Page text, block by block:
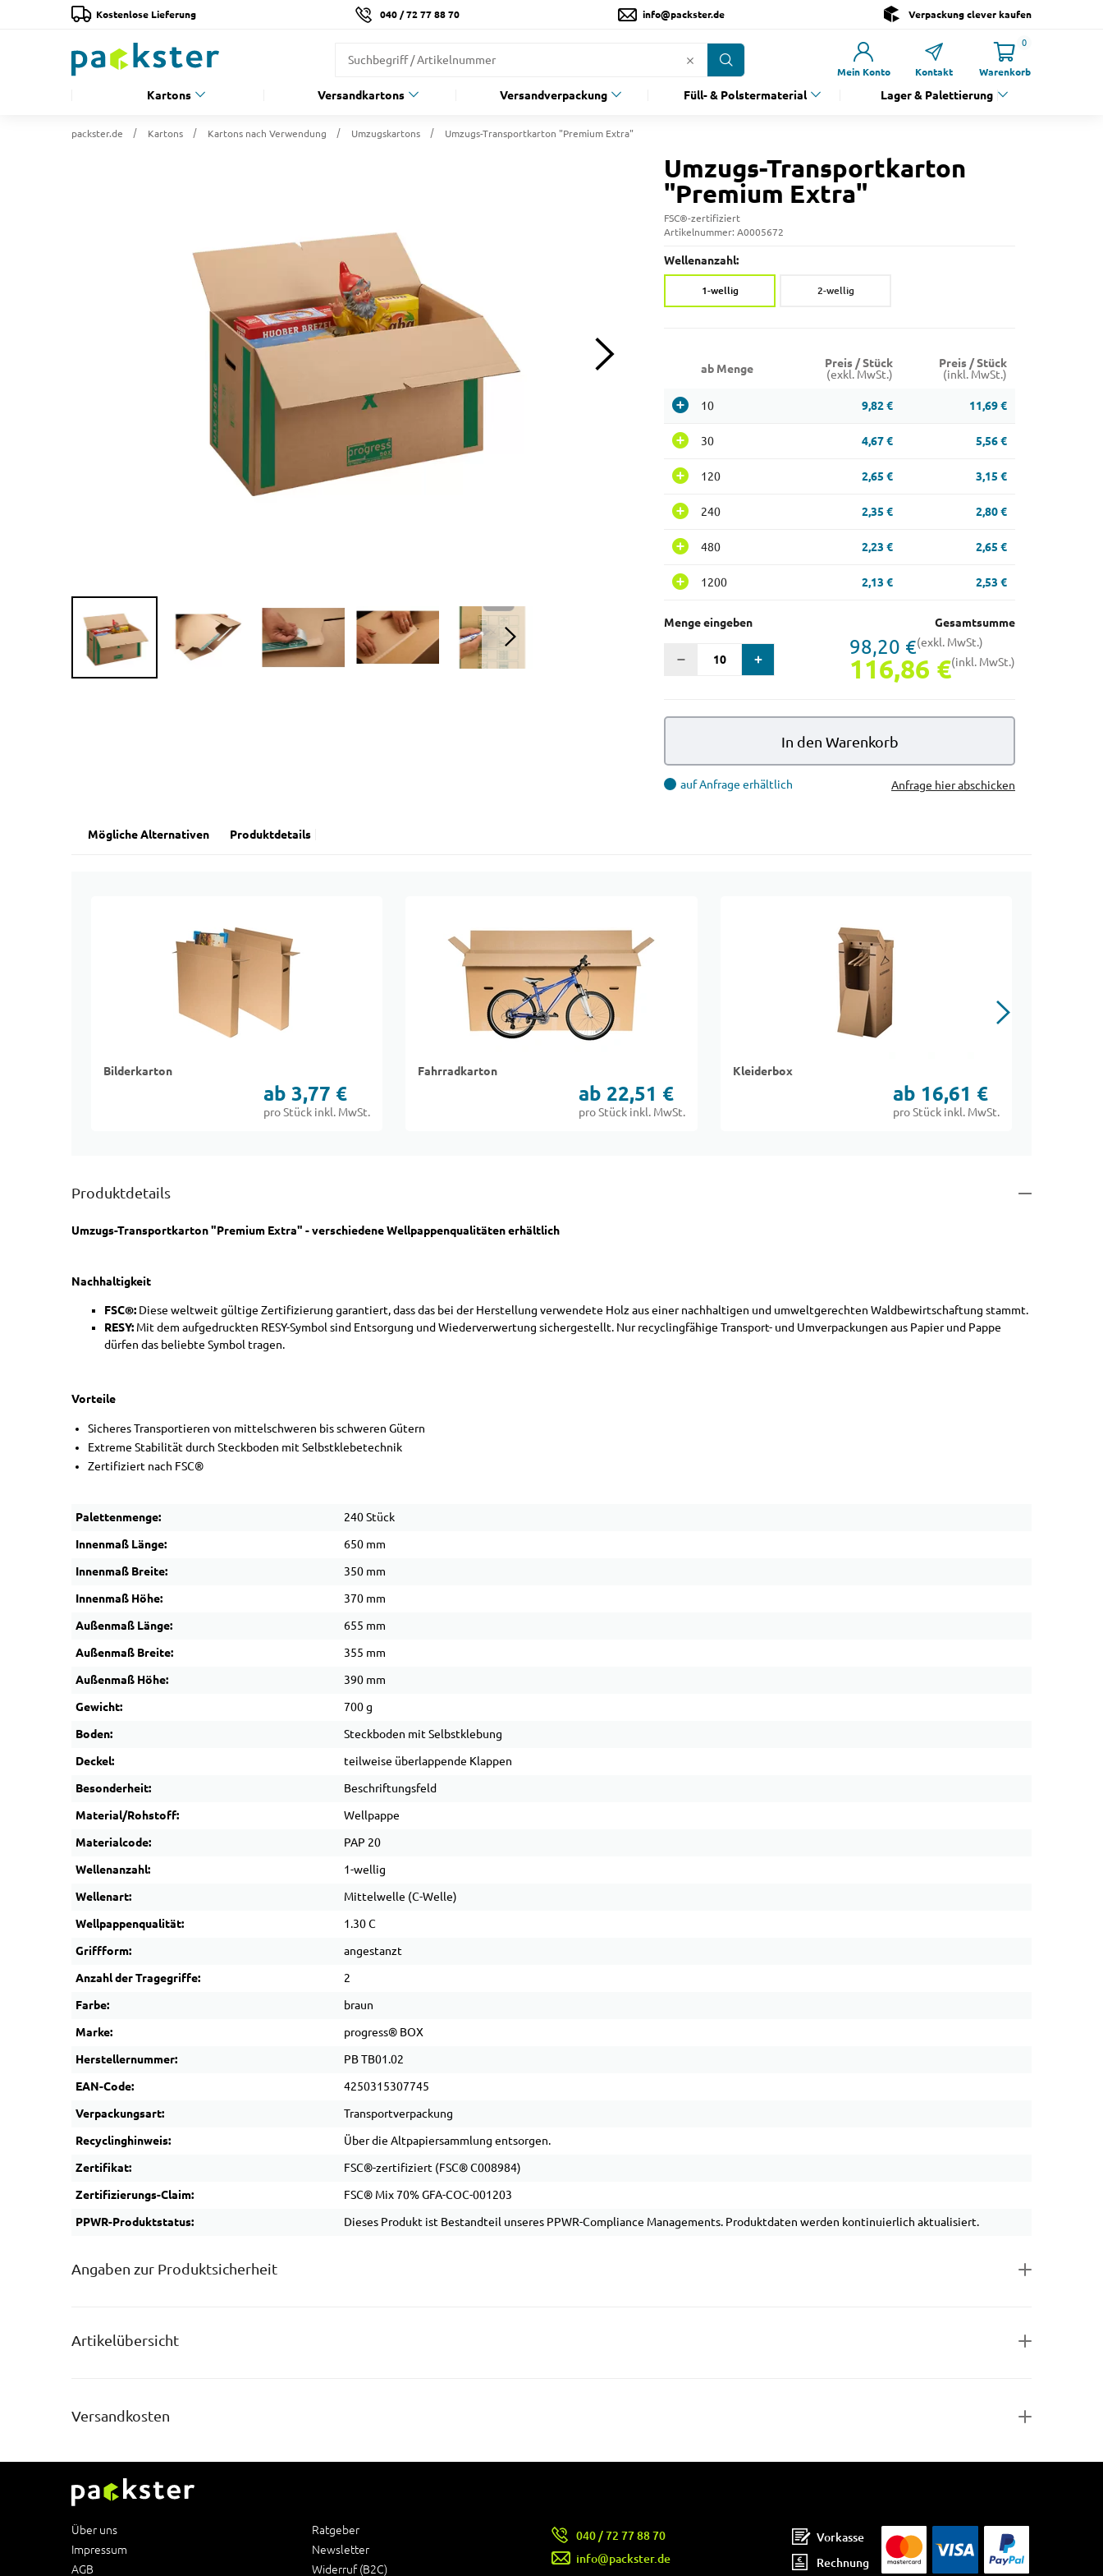
Kostenlose Lieferung 040 / 72 77 88 70 info@packster.de Verpackung clever kaufen
Mein Konto Kontakt
0
Warenkorb
Kartons Versandkartons Versandverpackung Füll- & Polstermaterial Lager & Palettierung
packster.de Kartons Kartons nach Verwendung Umzugskartons Umzugs-Transportkarton "Premium Extra"
Umzugs-Transportkarton
"Premium Extra"
FSC®-zertifiziert
Artikelnummer: A0005672
Wellenanzahl:
1-wellig 2-wellig
ab Menge
Preis / Stück
(exkl. MwSt.)
Preis / Stück
(inkl. MwSt.)
10 9,82 € 11,69 €
30 4,67 € 5,56 €
120 2,65 € 3,15 €
240 2,35 € 2,80 €
480 2,23 € 2,65 €
1200 2,13 € 2,53 €
Menge eingeben Gesamtsumme
98,20 €(exkl. MwSt.)
116,86 €(inkl. MwSt.)
In den Warenkorb
auf Anfrage erhältlich Anfrage hier abschicken
Mögliche Alternativen Produktdetails
Bilderkarton
ab 3,77 €
pro Stück inkl. MwSt.
Fahrradkarton
ab 22,51 €
pro Stück inkl. MwSt.
Kleiderbox
ab 16,61 €
pro Stück inkl. MwSt.
Produktdetails
Umzugs-Transportkarton "Premium Extra" - verschiedene Wellpappenqualitäten erhältlich
Nachhaltigkeit
FSC®: Diese weltweit gültige Zertifizierung garantiert, dass das bei der Herstellung verwendete Holz aus einer nachhaltigen und umweltgerechten Waldbewirtschaftung stammt.
RESY: Mit dem aufgedruckten RESY-Symbol sind Entsorgung und Wiederverwertung sichergestellt. Nur recyclingfähige Transport- und Umverpackungen aus Papier und Pappe
dürfen das beliebte Symbol tragen.
Vorteile
Sicheres Transportieren von mittelschweren bis schweren Gütern
Extreme Stabilität durch Steckboden mit Selbstklebetechnik
Zertifiziert nach FSC®
Palettenmenge: 240 Stück
Innenmaß Länge: 650 mm
Innenmaß Breite: 350 mm
Innenmaß Höhe: 370 mm
Außenmaß Länge: 655 mm
Außenmaß Breite: 355 mm
Außenmaß Höhe: 390 mm
Gewicht: 700 g
Boden: Steckboden mit Selbstklebung
Deckel: teilweise überlappende Klappen
Besonderheit: Beschriftungsfeld
Material/Rohstoff: Wellpappe
Materialcode: PAP 20
Wellenanzahl: 1-wellig
Wellenart: Mittelwelle (C-Welle)
Wellpappenqualität: 1.30 C
Griffform: angestanzt
Anzahl der Tragegriffe: 2
Farbe: braun
Marke: progress® BOX
Herstellernummer: PB TB01.02
EAN-Code: 4250315307745
Verpackungsart: Transportverpackung
Recyclinghinweis: Über die Altpapiersammlung entsorgen.
Zertifikat: FSC®-zertifiziert (FSC® C008984)
Zertifizierungs-Claim: FSC® Mix 70% GFA-COC-001203
PPWR-Produktstatus: Dieses Produkt ist Bestandteil unseres PPWR-Compliance Managements. Produktdaten werden kontinuierlich aktualisiert.
Angaben zur Produktsicherheit
Artikelübersicht
Versandkosten
Über uns
Impressum
AGB
Ratgeber
Newsletter
Widerruf (B2C)
040 / 72 77 88 70
info@packster.de
Vorkasse
Rechnung